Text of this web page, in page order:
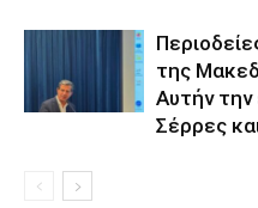
της
Αυτήν
Σέρρες